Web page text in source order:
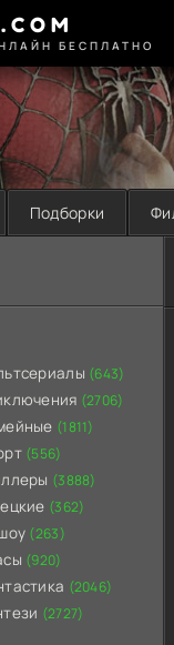
БЕСПЛАТНО
Подборки
(643)
(2706)
(1811)
(556)
(3888)
(362)
(263)
(920)
(2046)
(2727)